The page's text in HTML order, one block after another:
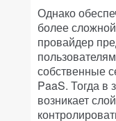
Однако
более
провайдер
собственные
PaaS. Тогда
возникает